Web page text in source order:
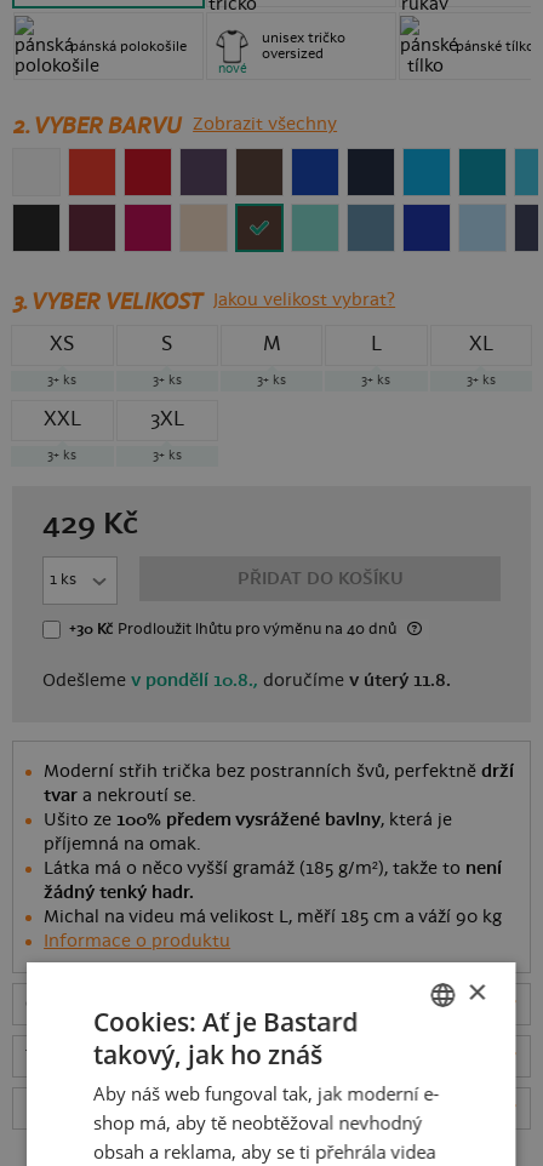
pánská polokošile
unisex tričko
oversized
nové
pánské tílko
2. VYBER BARVU Zobrazit všechny
3.VYBER VELIKOST Jakou velikost vybrat?
XS
3+ ks
S
3+ ks
M
3+ ks
L
3+ ks
XL
3+ ks
XXL
3+ ks
3XL
3+ ks
429 Kč
PŘIDAT DO KOŠÍKU
+30 Kč Prodloužit lhůtupro výměnu na 40 dnů
Odešlemev pondělí 10.8., doručímev úterý 11.8.
Moderní střih trička bez postranních švů, perfektnědrží
tvar a nekroutí se.
Ušito ze 100% předem vysrážené bavlny, která je
příjemná na omak.
Látka má o něco vyšší gramáž (185 g/m²), takže to není
žádný tenký hadr.
Michal na videu má velikost L, měří 185 cm a váží 90 kg
Informace o produktu
v úterý 11.8. ceny
Tabulka velikostí: Jakou vybrat?
Hodnocení: recenzí)
SLOVAK
×
Cookies: Ať je Bastard
takový, jak ho znáš
Aby náš web fungoval tak, jak moderní e-
shop má, aby tě neobtěžoval nevhodný
obsah a reklama, aby se ti přehrála videa